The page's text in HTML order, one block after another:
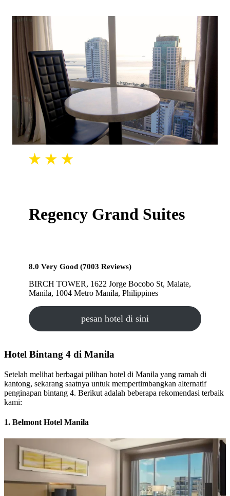
Regency Grand Suites
8.0 Very Good (7003 Reviews)
BIRCH TOWER, 1622 Jorge Bocobo St, Malate,
Manila, 1004 Metro Manila, Philippines
pesan hotel di sini
Hotel Bintang 4 di Manila
Setelah melihat berbagai pilihan hotel di Manila yang ramah di
kantong, sekarang saatnya untuk mempertimbangkan alternatif
penginapan bintang 4. Berikut adalah beberapa rekomendasi terbaik
kami:
1. Belmont Hotel Manila